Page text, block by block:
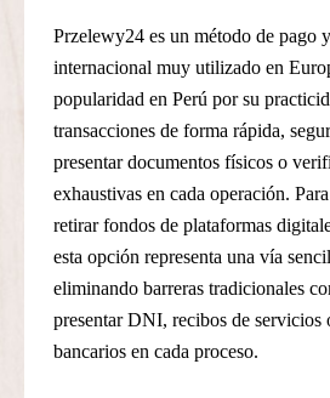
Przelewy24 es un método de pago
internacional muy utilizado en
popularidad en Perú por su
transacciones de forma rápida,
presentar documentos físicos o
exhaustivas en cada operación.
retirar fondos de plataformas
esta opción representa una vía
eliminando barreras tradicionales
presentar DNI, recibos de servicios
bancarios en cada proceso.